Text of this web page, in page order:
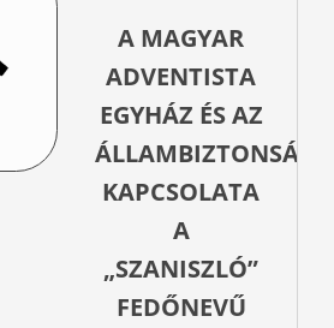
A MAGYAR
ADVENTISTA
EGYHÁZ ÉS AZ
ÁLLAMBIZTONSÁG
KAPCSOLATA
A
„SZANISZLÓ”
FEDŐNEVŰ